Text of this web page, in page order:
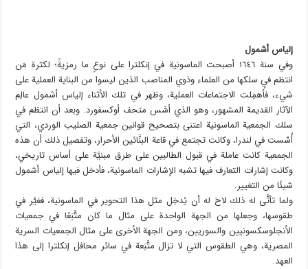
إلياس أشمول
وفي سنة ١٦٤٦ أصبحت الماسونية في إنكلترا على نوعٍ ما رمزيةً؛ لكثرة مَن
انتظم في سلكها من العلماء وذوي المناصب الذين ليسوا من البناية العملية على
شيء، فأُهمِلت الاجتماعات العملية، وظهر في تلك الأثناء إلياس أشمول عالِم
الآثار القديمة المشهور، وهو الذي أسَّس متحف أوكسفورد. وبعد أن انتظم في
سلك الجمعية الماسونية اعتنى بتصحيح قوانين جمعية الصليب الوردي، التي
أُسِّست في لندرا، وكانت تجتمع في قاعة البنَّائين الأحرار، وتفصيل ذلك أن هذه
الجمعية كانت عاملة في قبول الطالبين على طرق مبنيَّة على أساس تاريخي،
وكانت إشارات التعارف فيها تشبه الإشارات الماسونية، فأدخل فيها إلياس أشمول
شيئًا من التغيير.
ولما تأتَّى له ذلك لاحَ له أن يُدخِل مثل هذا التحوير في الماسونية، فغيَّر في
طقوسها، وجعلها من الجهة الواحدة على مثال ما كان متَّبَعًا في جمعيات
الأنجلوسكسونيين والسوريين، ومن الجهة الأخرى على مثال الجمعيات السرية
المصرية، وهي الطقوس التي لا تزال متَّبَعة في سائر محافل إنكلترا إلى هذا
العهد.